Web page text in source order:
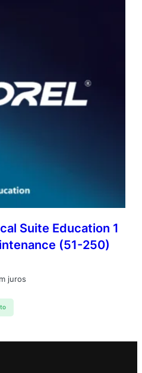
Suite Education 1
(51-250)
juros